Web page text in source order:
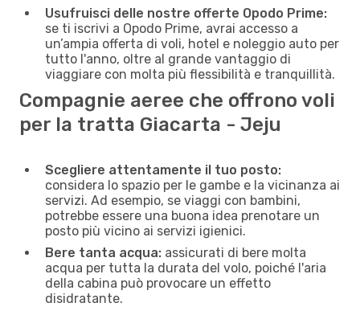
Usufruisci delle nostre offerte Opodo Prime:
se ti iscrivi a Opodo Prime, avrai accesso a
un’ampia offerta di voli, hotel e noleggio auto per
tutto l'anno, oltre al grande vantaggio di
viaggiare con molta più flessibilità e tranquillità.
Compagnie aeree che offrono voli
per la tratta Giacarta - Jeju
Scegliere attentamente il tuo posto:
considera lo spazio per le gambe e la vicinanza ai
servizi. Ad esempio, se viaggi con bambini,
potrebbe essere una buona idea prenotare un
posto più vicino ai servizi igienici.
Bere tanta acqua: assicurati di bere molta
acqua per tutta la durata del volo, poiché l'aria
della cabina può provocare un effetto
disidratante.